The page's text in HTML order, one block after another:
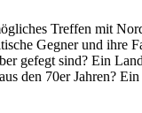
Treffen mit
Gegner und ihre
gefegt sind? Ein
den 70er Jahren?